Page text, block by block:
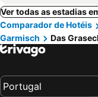
Ver todas as estadias
Comparador de Hotéis
Garmisch
Das